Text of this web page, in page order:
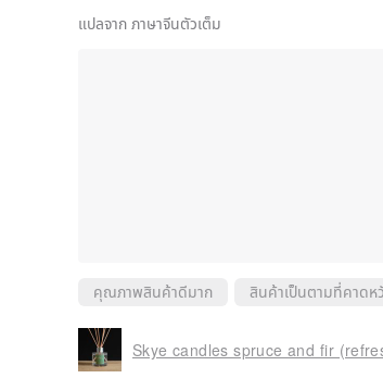
แปลจาก ภาษาจีนตัวเต็ม
คุณภาพสินค้าดีมาก สินค้าเป็นตามที่คาดห
Skye candles spruce and fir